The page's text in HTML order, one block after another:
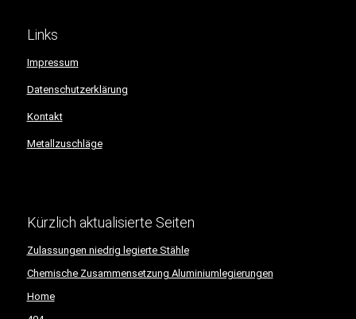
Links
Impressum
Datenschutzerklärung
Kontakt
Metallzuschläge
Kürzlich aktualisierte Seiten
Zulassungen niedrig legierte Stähle
Chemische Zusammensetzung Aluminiumlegierungen
Home